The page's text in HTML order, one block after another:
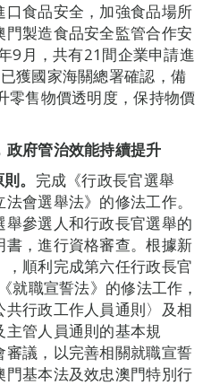
口食品安全，加強食品場所
製造食品安全監管合作安
9月，共有21間企業申請進
獲國家海關總署確認，備
零售物價透明度，保持物價
政府管治效能持續提升
。 完成《行政長官選舉
會選舉法》的修法工作。
參選人和行政長官選舉的
，進行資格審查。根據新
順利完成第六任行政長官
就職宣誓法》的修法工作，
行政工作人員通則〉及相
管人員通則的基本規
議，以完善相關就職宣誓
基本法及效忠澳門特別行